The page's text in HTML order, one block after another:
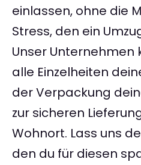
einlassen, ohne die
Stress, den ein
Unser Unternehmen
alle Einzelheiten
der Verpackung
zur sicheren
Wohnort. Lass uns
den du für diesen